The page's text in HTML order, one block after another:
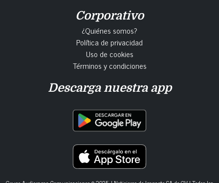
Corporativo
¿Quiénes somos?
Política de privacidad
Uso de cookies
Términos y condiciones
Descarga nuestra app